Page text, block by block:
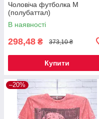
Чоловіча футболка М
(полубаттал)
В наявності
298,48 ₴ 373,10 ₴
Купити
–20%